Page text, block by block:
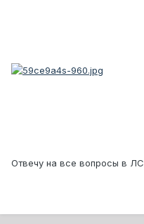
Отвечу на все вопросы в ЛС